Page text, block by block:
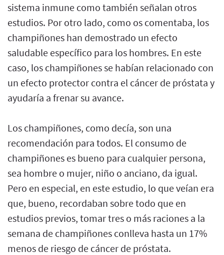
sistema inmune como también señalan otros
estudios. Por otro lado, como os comentaba, los
champiñones han demostrado un efecto
saludable específico para los hombres. En este
caso, los champiñones se habían relacionado con
un efecto protector contra el cáncer de próstata y
ayudaría a frenar su avance.
Los champiñones, como decía, son una
recomendación para todos. El consumo de
champiñones es bueno para cualquier persona,
sea hombre o mujer, niño o anciano, da igual.
Pero en especial, en este estudio, lo que veían era
que, bueno, recordaban sobre todo que en
estudios previos, tomar tres o más raciones a la
semana de champiñones conlleva hasta un 17%
menos de riesgo de cáncer de próstata.